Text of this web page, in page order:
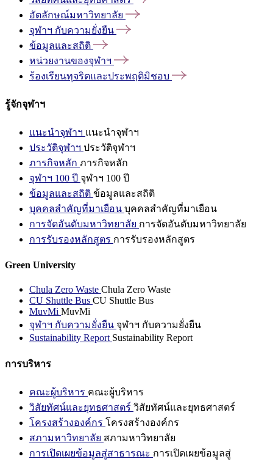
อัตลักษณ์มหาวิทยาลัย
จุฬาฯ กับความยั่งยืน
ข้อมูลและสถิติ
หน่วยงานของจุฬาฯ
ร้องเรียนทุจริตและประพฤติมิชอบ
รู้จักจุฬาฯ
แนะนำจุฬาฯ แนะนำจุฬาฯ
ประวัติจุฬาฯ ประวัติจุฬาฯ
ภารกิจหลัก ภารกิจหลัก
จุฬาฯ 100 ปี จุฬาฯ 100 ปี
ข้อมูลและสถิติ ข้อมูลและสถิติ
บุคคลสำคัญที่มาเยือน บุคคลสำคัญที่มาเยือน
การจัดอันดับมหาวิทยาลัย การจัดอันดับมหาวิทยาลัย
การรับรองหลักสูตร การรับรองหลักสูตร
Green University
Chula Zero Waste Chula Zero Waste
CU Shuttle Bus CU Shuttle Bus
MuvMi MuvMi
จุฬาฯ กับความยั่งยืน จุฬาฯ กับความยั่งยืน
Sustainability Report Sustainability Report
การบริหาร
คณะผู้บริหาร คณะผู้บริหาร
วิสัยทัศน์และยุทธศาสตร์ วิสัยทัศน์และยุทธศาสตร์
โครงสร้างองค์กร โครงสร้างองค์กร
สภามหาวิทยาลัย สภามหาวิทยาลัย
การเปิดเผยข้อมูลสู่สาธารณะ การเปิดเผยข้อมูลสู่